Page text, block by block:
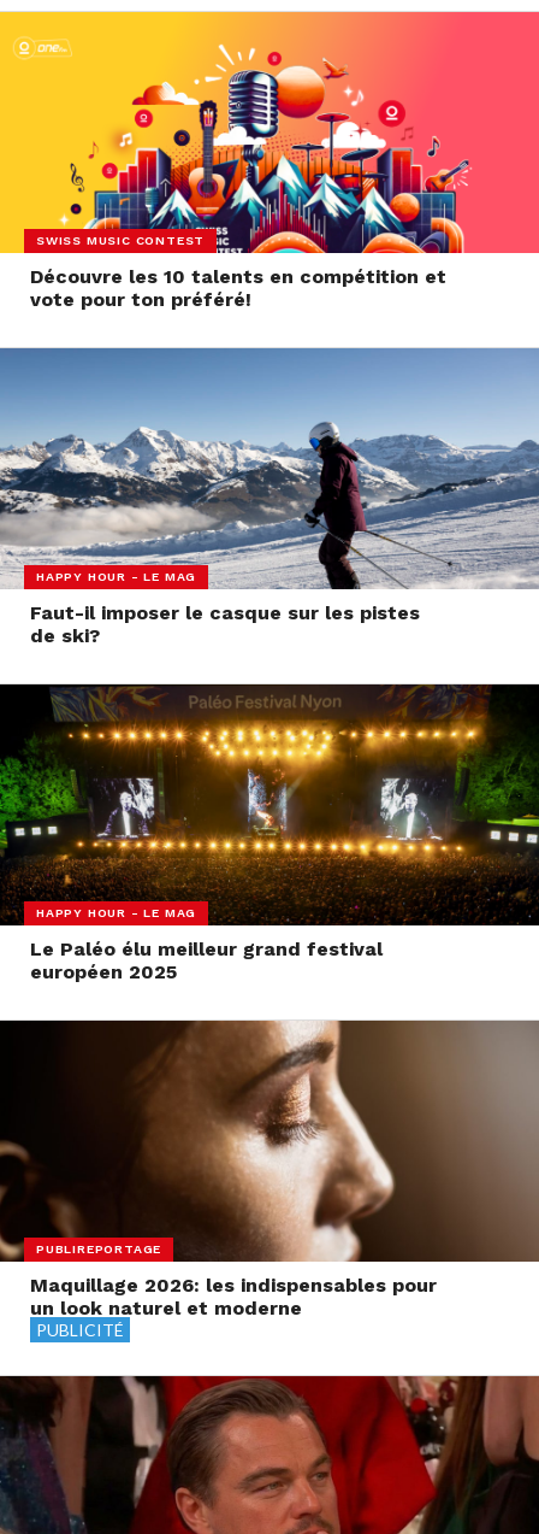
SWISS MUSIC CONTEST
Découvre les 10 talents en compétition et
vote pour ton préféré!
HAPPY HOUR - LE MAG
Faut-il imposer le casque sur les pistes
de ski?
HAPPY HOUR - LE MAG
Le Paléo élu meilleur grand festival
européen 2025
PUBLIREPORTAGE
Maquillage 2026: les indispensables pour
un look naturel et moderne
PUBLICITÉ